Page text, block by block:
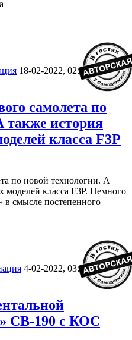
18-02-2022, 02:37 9
самолета по
также история
класса F3P
по новой технологии. А
моделей класса F3P. Немного
в смысле постепенного
4-02-2022, 03:43 7
СВ-190 с КОС